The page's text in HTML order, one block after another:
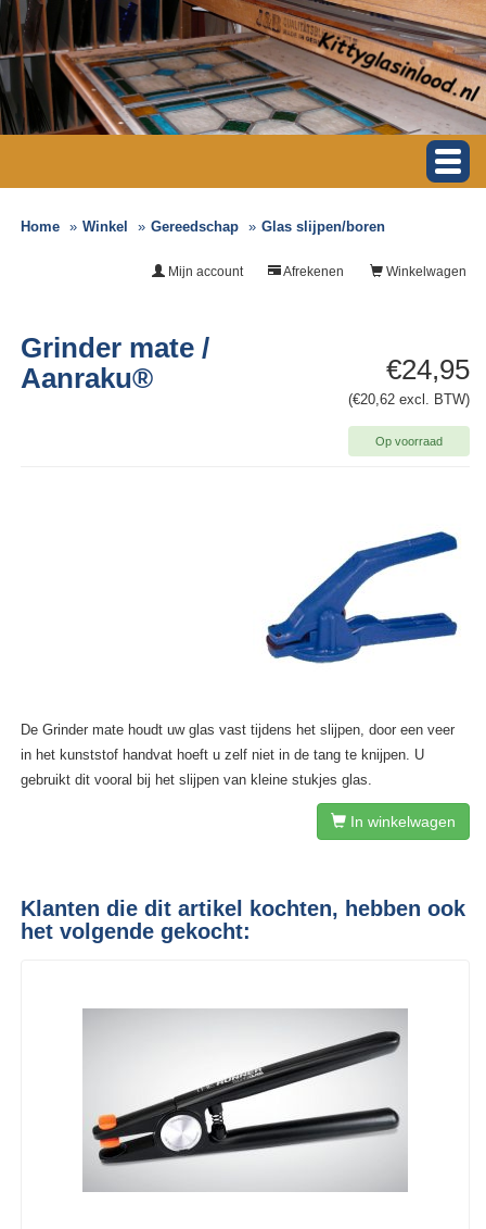
Home Winkel Gereedschap Glas slijpen/boren
Winkelwagen
Afrekenen
Mijn account
€24,95
(€20,62 excl. BTW)
Op voorraad
Grinder mate /
Aanraku®
De Grinder mate houdt uw glas vast tijdens het slijpen, door een veer
in het kunststof handvat hoeft u zelf niet in de tang te knijpen. U
gebruikt dit vooral bij het slijpen van kleine stukjes glas.
In winkelwagen
Klanten die dit artikel kochten, hebben ook
het volgende gekocht: